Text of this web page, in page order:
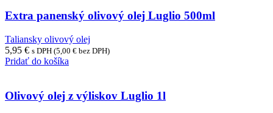
Extra panenský olivový olej Luglio 500ml
Taliansky olivový olej
5,95 € s DPH (5,00 € bez DPH)
Pridať do košíka
Olivový olej z výliskov Luglio 1l